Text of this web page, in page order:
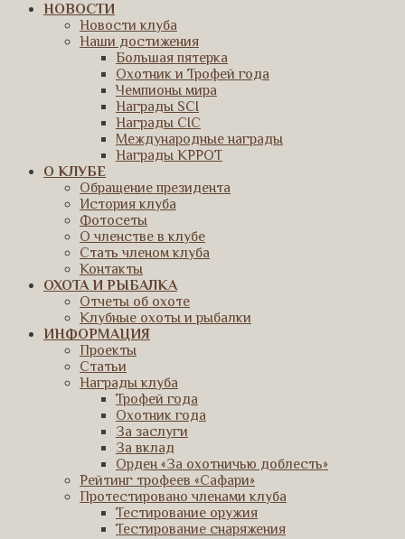
НОВОСТИ
Новости клуба
Наши достижения
Большая пятерка
Охотник и Трофей года
Чемпионы мира
Награды SCI
Награды CIC
Международные награды
Награды КРРОТ
О КЛУБЕ
Обращение президента
История клуба
Фотосеты
О членстве в клубе
Стать членом клуба
Контакты
ОХОТА И РЫБАЛКА
Отчеты об охоте
Клубные охоты и рыбалки
ИНФОРМАЦИЯ
Проекты
Статьи
Награды клуба
Трофей года
Охотник года
За заслуги
За вклад
Орден «За охотничью доблесть»
Рейтинг трофеев «Сафари»
Протестировано членами клуба
Тестирование оружия
Тестирование снаряжения